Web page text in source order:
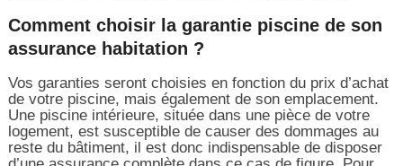
Comment choisir la garantie piscine de son
assurance habitation ?
Vos garanties seront choisies en fonction du prix d’achat
de votre piscine, mais également de son emplacement.
Une piscine intérieure, située dans une pièce de votre
logement, est susceptible de causer des dommages au
reste du bâtiment, il est donc indispensable de disposer